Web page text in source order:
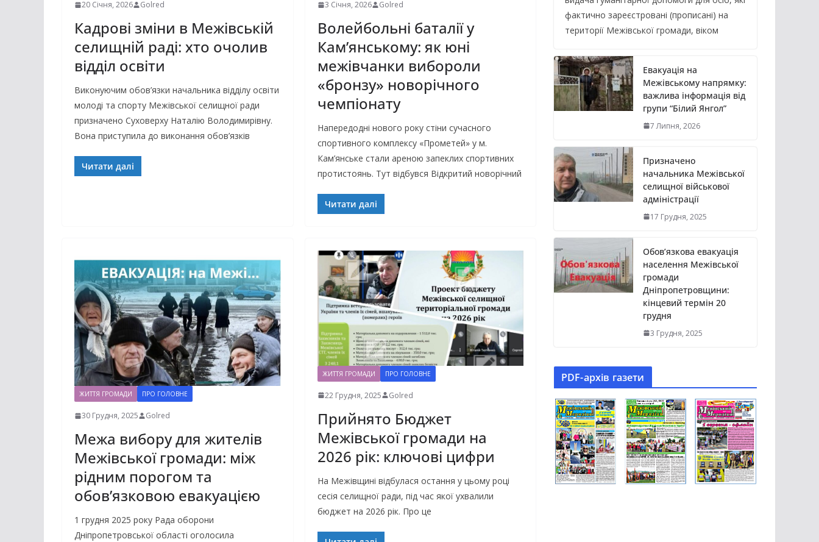
20 Січня, 2026 Golred
Кадрові зміни в Межівській
селищній раді: хто очолив
відділ освіти
Виконуючим обов’язки начальника відділу освіти
молоді та спорту Межівської селищної ради
призначено Суховерху Наталію Володимирівну.
Вона приступила до виконання обов’язків
Читати далі
3 Січня, 2026 Golred
Волейбольні баталії у
Кам’янському: як юні
межівчанки вибороли
«бронзу» новорічного
чемпіонату
Напередодні нового року стіни сучасного
спортивного комплексу «Прометей» у м.
Кам’янське стали ареною запеклих спортивних
протистоянь. Тут відбувся Відкритий новорічний
Читати далі
ЖИТТЯ ГРОМАДИ ПРО ГОЛОВНЕ
30 Грудня, 2025 Golred
Межа вибору для жителів
Межівської громади: між
рідним порогом та
обов’язковою евакуацією
1 грудня 2025 року Рада оборони
Дніпропетровської області оголосила
ЖИТТЯ ГРОМАДИ ПРО ГОЛОВНЕ
22 Грудня, 2025 Golred
Прийнято Бюджет
Межівської громади на
2026 рік: ключові цифри
На Межівщині відбулася остання у цьому році
сесія селищної ради, під час якої ухвалили
бюджет на 2026 рік. Про це
фактично зареєстровані (прописані) на
території Межівської громади, віком
Евакуація на
Межівському напрямку:
важлива інформація від
групи “Білий Янгол”
7 Липня, 2026
Призначено
начальника Межівської
селищної військової
адміністрації
17 Грудня, 2025
Обов’язкова евакуація
населення Межівської
громади
Дніпропетровщини:
кінцевий термін 20
грудня
3 Грудня, 2025
PDF-aрхів газети